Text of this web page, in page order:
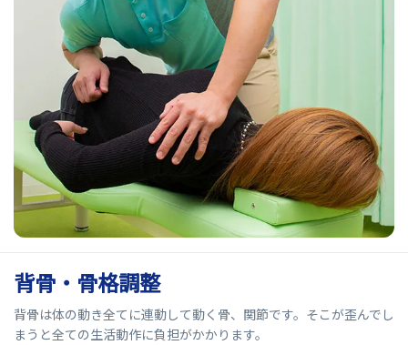
背骨・骨格調整
背骨は体の動き全てに連動して動く骨、関節です。そこが歪んでし
まうと全ての生活動作に負担がかかります。